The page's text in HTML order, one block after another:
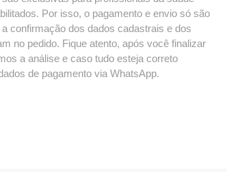
Por isso, o pagamento e envio só são
confirmação dos dados cadastrais e dos
no pedido. Fique atento, após você finalizar
a análise e caso tudo esteja correto
de pagamento via WhatsApp.